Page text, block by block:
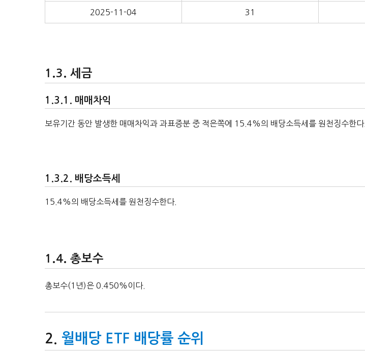
2025-11-04 31
세금
매매차익
보유기간 동안 발생한 매매차익과 과표증분 중 적은쪽에 15.4%의 배당소득세를 원천징수한다.
배당소득세
15.4%의 배당소득세를 원천징수한다.
총보수
총보수(1년)은 0.450%이다.
월배당 ETF 배당률 순위